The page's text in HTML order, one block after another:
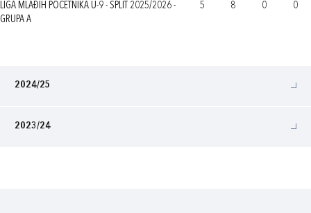
LIGA MLAĐIH POČETNIKA U-9 - SPLIT 2025/2026 -
GRUPA A
5 8 0 0
2024/25
2023/24